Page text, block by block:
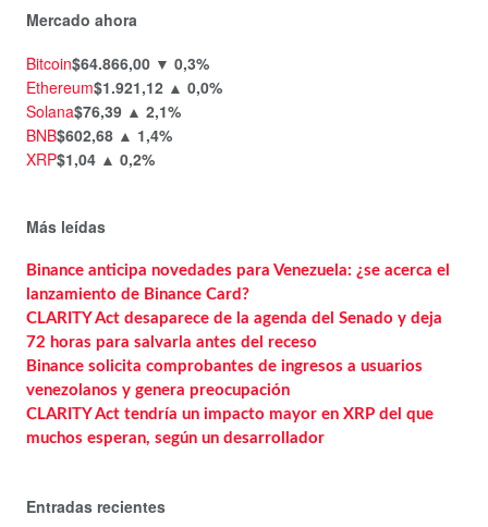
Mercado ahora
Bitcoin$64.866,00 ▼ 0,3%
Ethereum$1.921,12 ▲ 0,0%
Solana$76,39 ▲ 2,1%
BNB$602,68 ▲ 1,4%
XRP$1,04 ▲ 0,2%
Más leídas
Binance anticipa novedades para Venezuela: ¿se acerca el
lanzamiento de Binance Card?
CLARITY Act desaparece de la agenda del Senado y deja
72 horas para salvarla antes del receso
Binance solicita comprobantes de ingresos a usuarios
venezolanos y genera preocupación
CLARITY Act tendría un impacto mayor en XRP del que
muchos esperan, según un desarrollador
Entradas recientes